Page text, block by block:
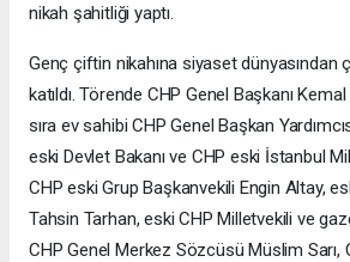
nikah şahitliği yaptı.
Genç çiftin nikahına siyaset dünyasından
katıldı. Törende CHP Genel Başkanı Kemal
sıra ev sahibi CHP Genel Başkan
eski Devlet Bakanı ve CHP eski İstanbul
CHP eski Grup Başkanvekili Engin Altay,
Tahsin Tarhan, eski CHP Milletvekili ve
CHP Genel Merkez Sözcüsü Müslim Sarı,